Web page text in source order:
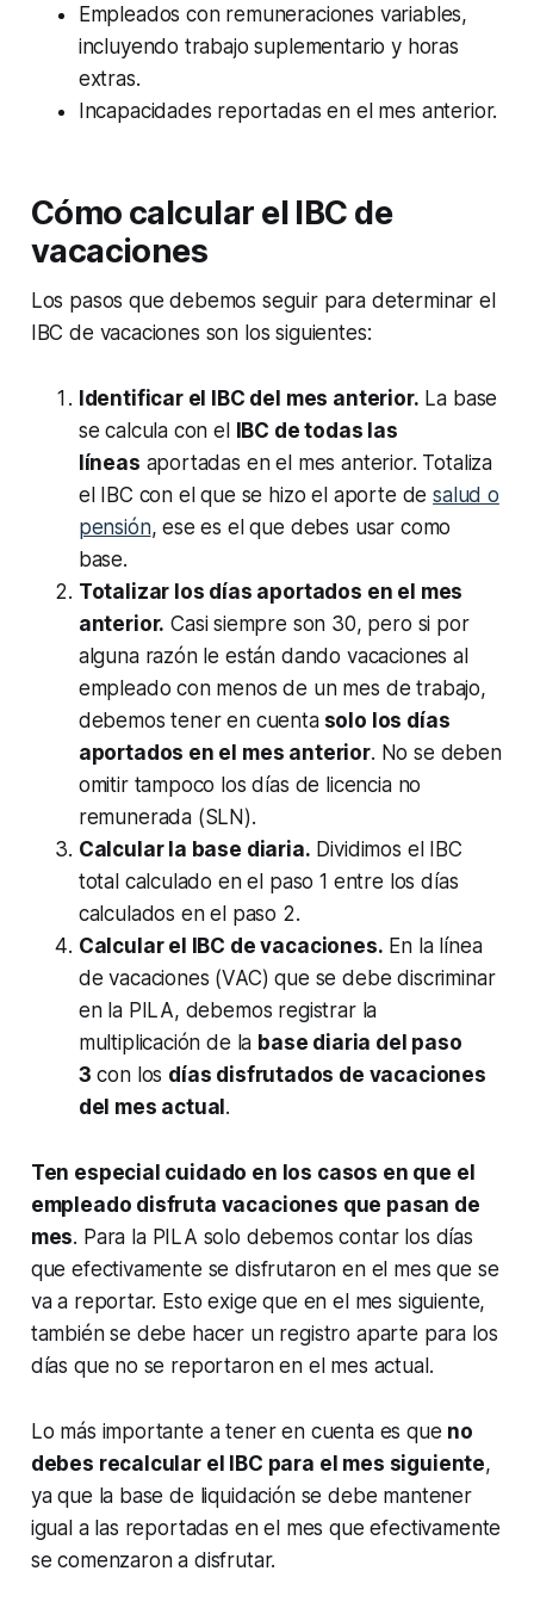
Empleados con remuneraciones variables,
incluyendo trabajo suplementario y horas
extras.
Incapacidades reportadas en el mes anterior.
Cómo calcular el IBC de
vacaciones
Los pasos que debemos seguir para determinar el
IBC de vacaciones son los siguientes:
Identificar el IBC del mes anterior. La base
se calcula con el IBC de todas las
líneas aportadas en el mes anterior. Totaliza
el IBC con el que se hizo el aporte desalud o
pensión, ese es el que debes usar como
base.
Totalizar los días aportados en el mes
anterior. Casi siempre son 30, pero si por
alguna razón le están dando vacaciones al
empleado con menos de un mes de trabajo,
debemos tener en cuentasolo los días
aportados en el mes anterior. No se deben
omitir tampoco los días de licencia no
remunerada (SLN).
Calcular la base diaria. Dividimos el IBC
total calculado en el paso 1 entre los días
calculados en el paso 2.
Calcular el IBC de vacaciones. En la línea
de vacaciones (VAC) que se debe discriminar
en la PILA, debemos registrar la
multiplicación de la base diaria del paso
3 con los días disfrutados de vacaciones
del mes actual.
Ten especial cuidado en los casos en que el
empleado disfruta vacaciones que pasan de
mes. Para la PILA solo debemos contar los días
que efectivamente se disfrutaron en el mes que se
va a reportar. Esto exige que en el mes siguiente,
también se debe hacer un registro aparte para los
días que no se reportaron en el mes actual.
Lo más importante a tener en cuenta es que no
debes recalcular el IBC para el mes siguiente,
ya que la base de liquidación se debe mantener
igual a las reportadas en el mes que efectivamente
se comenzaron a disfrutar.